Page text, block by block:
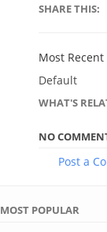
SHARE THIS:
Most Recent
Default
WHAT'S
NO
Post a
MOST POPULAR